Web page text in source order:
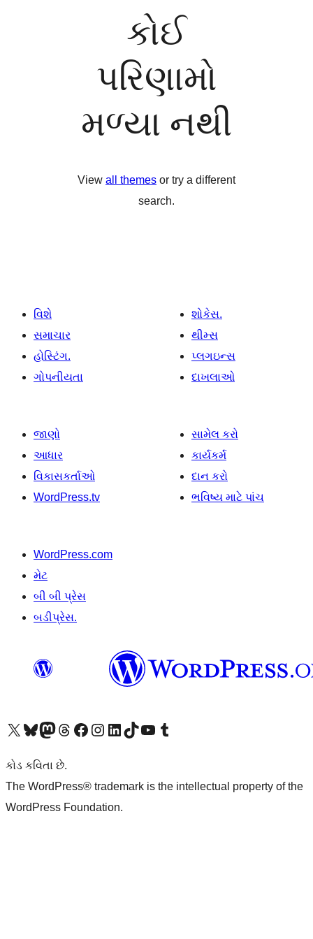
કોઈ
પરિણામો
મળ્યા નથી
View all themes or try a different
search.
વિશે
સમાચાર
હોસ્ટિંગ.
ગોપનીયતા
શોકેસ.
થીમ્સ
પ્લગઇન્સ
દાખલાઓ
જાણો
આધાર
વિકાસકર્તાઓ
WordPress.tv
સામેલ કરો
કાર્યકર્મ
દાન કરો
ભવિષ્ય માટે પાંચ
WordPress.com
મેટ
બી બી પ્રેસ
બડીપ્રેસ.
અમારા X (અગાઉ ટ્વિટર) એકાઉન્ટની મુલાકાત લોઅમારા Bluesky એકાઉન્ટની મુલાકાત લોઅમારા માસ્ટોડોન એકાઉન્ટની મુલાકાત લોઅમારા Threads એકાઉન્ટની મુલાકાત લો અમારા ફેસબુક પેજની મુલાકાત લોઅમારા ઇન્સ્ટાગ્રામ એકાઉન્ટની મુલાકાત લો અમારા LinkedIn એકાઉન્ટની મુલાકાત લોઅમારા TikTok એકાઉન્ટની મુલાકાત લોઅમારી YouTube ચેનલની મુલાકાત લો અમારા Tumblr એકાઉન્ટની મુલાકાત લો
કોડ કવિતા છે.
The WordPress® trademark is the intellectual property of the
WordPress Foundation.